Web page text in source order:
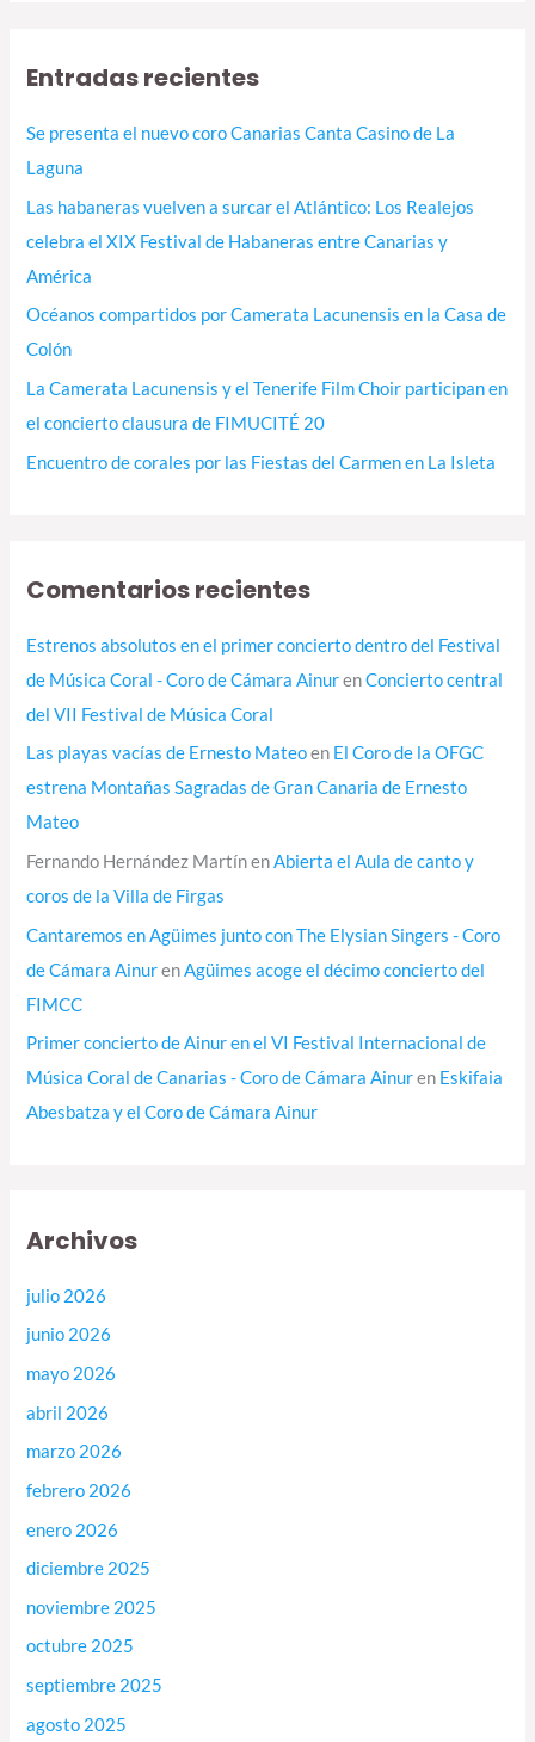
a
Entradas recientes
Se presenta el nuevo coro Canarias Canta Casino de La
Laguna
Las habaneras vuelven a surcar el Atlántico: Los Realejos
celebra el XIX Festival de Habaneras entre Canarias y
América
Océanos compartidos por Camerata Lacunensis en la Casa de
Colón
La Camerata Lacunensis y el Tenerife Film Choir participan en
el concierto clausura de FIMUCITÉ 20
Encuentro de corales por las Fiestas del Carmen en La Isleta
Comentarios recientes
Estrenos absolutos en el primer concierto dentro del Festival
de Música Coral - Coro de Cámara AinurenConcierto central
del VII Festival de Música Coral
Las playas vacías de Ernesto Mateoen El Coro de la OFGC
estrena Montañas Sagradas de Gran Canaria de Ernesto
Mateo
Fernando Hernández MartínenAbierta el Aula de canto y
coros de la Villa de Firgas
Cantaremos en Agüimes junto con The Elysian Singers - Coro
de Cámara AinurenAgüimes acoge el décimo concierto del
FIMCC
Primer concierto de Ainur en el VI Festival Internacional de
Música Coral de Canarias - Coro de Cámara Ainuren Eskifaia
Abesbatza y el Coro de Cámara Ainur
Archivos
julio 2026
junio 2026
mayo 2026
abril 2026
marzo 2026
febrero 2026
enero 2026
diciembre 2025
noviembre 2025
octubre 2025
septiembre 2025
agosto 2025